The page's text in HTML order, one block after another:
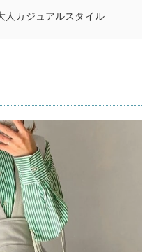
カジュアルスタイル